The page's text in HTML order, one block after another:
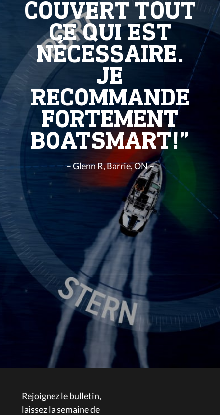
COUVERT TOUT
CE QUI EST
NÉCESSAIRE.
JE
RECOMMANDE
FORTEMENT
BOATSMART!”
– Glenn R, Barrie, ON –
Rejoignez le bulletin,
laissez la semaine de